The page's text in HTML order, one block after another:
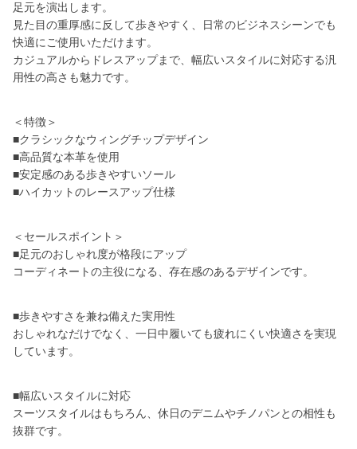
足元を演出します。
見た目の重厚感に反して歩きやすく、日常のビジネスシーンでも
快適にご使用いただけます。
カジュアルからドレスアップまで、幅広いスタイルに対応する汎
用性の高さも魅力です。
＜特徴＞
■クラシックなウィングチップデザイン
■高品質な本革を使用
■安定感のある歩きやすいソール
■ハイカットのレースアップ仕様
＜セールスポイント＞
■足元のおしゃれ度が格段にアップ
コーディネートの主役になる、存在感のあるデザインです。
■歩きやすさを兼ね備えた実用性
おしゃれなだけでなく、一日中履いても疲れにくい快適さを実現
しています。
■幅広いスタイルに対応
スーツスタイルはもちろん、休日のデニムやチノパンとの相性も
抜群です。